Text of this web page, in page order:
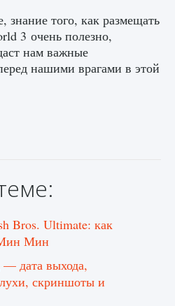
знание того, как размещать
3 очень полезно,
нам важные
нашими врагами в этой
Bros. Ultimate: как
Мин
дата выхода,
скриншоты и